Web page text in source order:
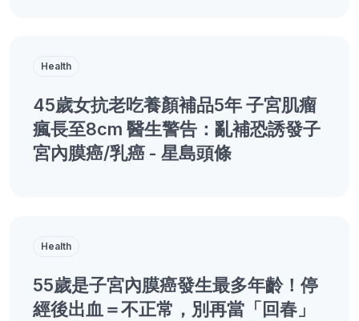
Health
45歲女抗老吃養顏補品5年 子宮肌瘤
瘋長至8cm 醫生警告：亂補恐誘發子
宮內膜癌/乳癌 - 星島頭條
Health
55歲是子宮內膜癌發生最多年齡！停
經後出血＝不正常，別再當「回春」